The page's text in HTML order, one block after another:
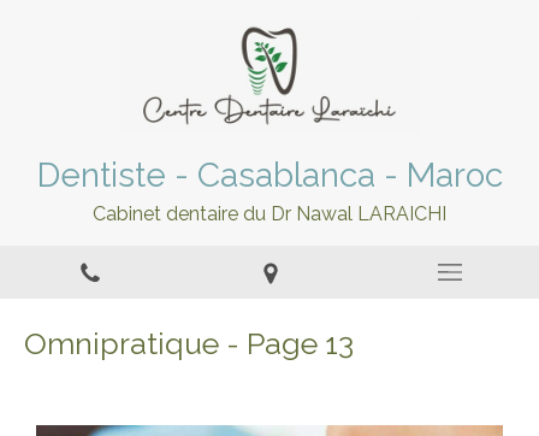
Dentiste - Casablanca - Maroc
Cabinet dentaire du Dr Nawal LARAICHI
Omnipratique - Page 13